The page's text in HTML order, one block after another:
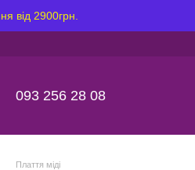
від 2900грн.
093 256 28 08
Плаття міді